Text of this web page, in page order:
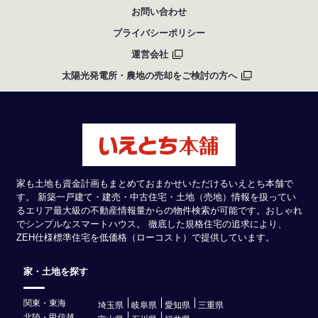
お問い合わせ
プライバシーポリシー
運営会社
太陽光発電所・農地の売却をご検討の方へ
家も土地も資金計画もまとめておまかせいただけるいえとち本舗で
す。 新築一戸建て・建売・中古住宅・土地（売地）情報を扱ってい
るエリア最大級の不動産情報量からの物件検索が可能です。おしゃれ
でシンプルなスマートハウス。 徹底した規格住宅の追求により、
ZEH仕様標準住宅を低価格（ローコスト）で提供しています。
家・土地を探す
関東・東海 埼玉県 岐阜県 愛知県
三重県